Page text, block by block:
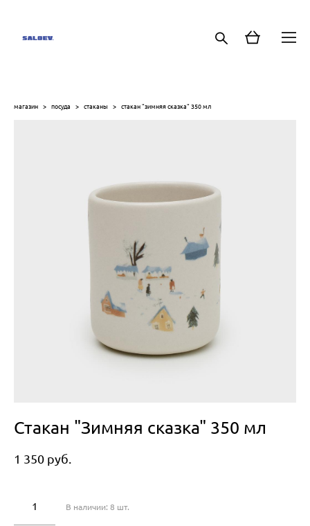
магазин > посуда > стаканы > стакан "зимняя сказка" 350 мл
Стакан "Зимняя сказка" 350 мл
1 350 pуб.
В наличии: 8 шт.